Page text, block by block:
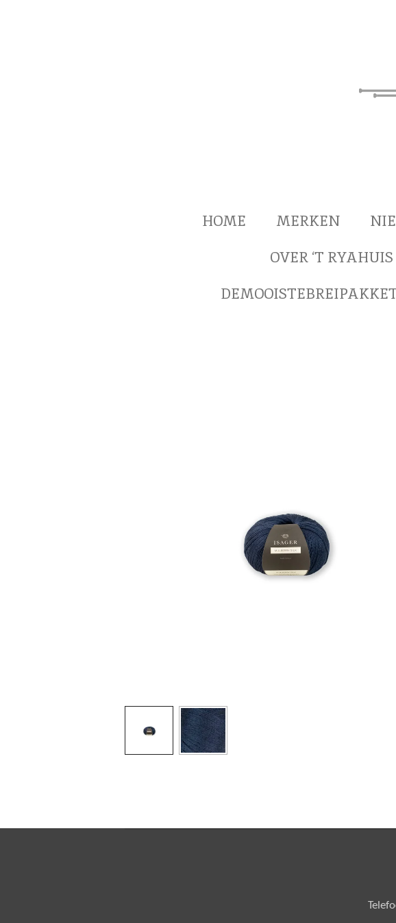
HOME MERKEN
OVER ‘T RYAHUIS